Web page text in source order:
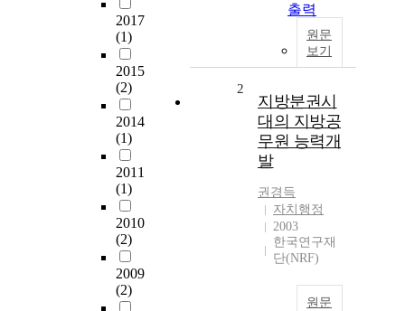
2017
(1)
2015
(2)
2014
(1)
2011
(1)
2010
(2)
2009
(2)
출력
원문
보기
2
지방분권시
대의 지방공
무원 능력개
발
권경득
자치행정
2003
한국연구재
단(NRF)
원문